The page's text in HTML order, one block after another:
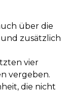
über die
zusätzlich
vier
vergeben.
die nicht